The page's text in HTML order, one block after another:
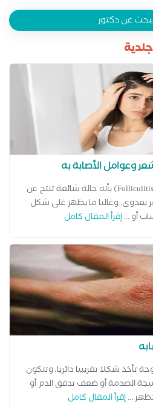
عن دكتور
وعوامل الأصابة به
يعرف التهاب جريبات الشعر (Folliculitis) بأنه حالة شائعة تنتج عن
بعدوى. وغالبا ما يظهر على شكل
أو ...إقرأ المقال كامل
شكلا تقريبيا دائريا، وتتكون
الصدمة أو ضعف تدفق الدم أو
...إقرأ المقال كامل